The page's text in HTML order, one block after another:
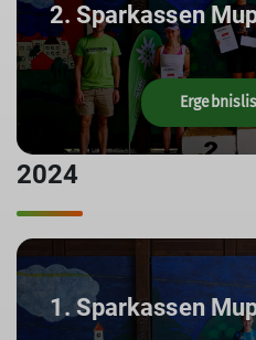
2. Sparkassen
2024
1. Sparkassen